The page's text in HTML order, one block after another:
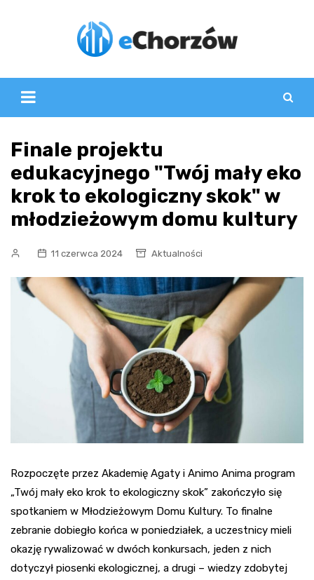
Finale projektu
edukacyjnego "Twój mały eko
krok to ekologiczny skok" w
młodzieżowym domu kultury
11 czerwca 2024 Aktualności
Rozpoczęte przez Akademię Agaty i Animo Anima program
„Twój mały eko krok to ekologiczny skok” zakończyło się
spotkaniem w Młodzieżowym Domu Kultury. To finalne
zebranie dobiegło końca w poniedziałek, a uczestnicy mieli
okazję rywalizować w dwóch konkursach, jeden z nich
dotyczył piosenki ekologicznej, a drugi – wiedzy zdobytej